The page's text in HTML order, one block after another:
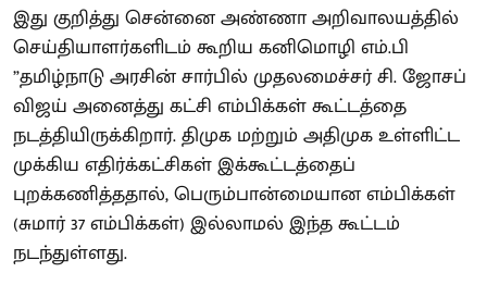
இது குறித்து சென்னை அண்ணா அறிவாலயத்தில்
செய்தியாளர்களிடம் கூறிய கனிமொழி எம்.பி
”தமிழ்நாடு அரசின் சார்பில் முதலமைச்சர் சி. ஜோசப்
விஜய் அனைத்து கட்சி எம்பிக்கள் கூட்டத்தை
நடத்தியிருக்கிறார். திமுக மற்றும் அதிமுக உள்ளிட்ட
முக்கிய எதிர்க்கட்சிகள் இக்கூட்டத்தைப்
புறக்கணித்ததால், பெரும்பான்மையான எம்பிக்கள்
(சுமார் 37 எம்பிக்கள்) இல்லாமல் இந்த கூட்டம்
நடந்துள்ளது.